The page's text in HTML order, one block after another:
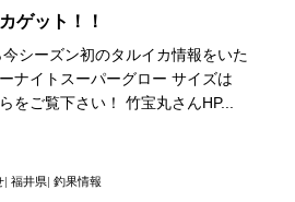
ゲット！！
シーズン初のタルイカ情報をいた
ナイトスーパーグロー サイズは
をご覧下さい！ 竹宝丸さんHP...
|福井県|釣果情報